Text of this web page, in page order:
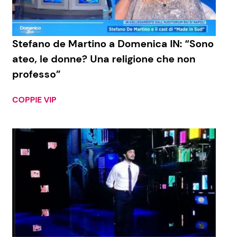
Stefano de Martino a Domenica IN: “Sono
ateo, le donne? Una religione che non
professo”
COPPIE VIP